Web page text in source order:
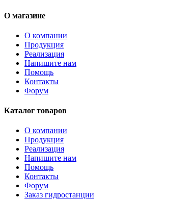
О магазине
О компании
Продукция
Реализация
Напишите нам
Помощь
Контакты
Форум
Каталог товаров
О компании
Продукция
Реализация
Напишите нам
Помощь
Контакты
Форум
Заказ гидростанции